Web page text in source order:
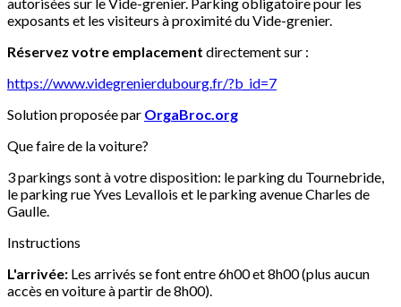
autorisées sur le Vide-grenier. Parking obligatoire pour les
exposants et les visiteurs à proximité du Vide-grenier.
Réservez votre emplacement directement sur :
https://www.videgrenierdubourg.fr/?b_id=7
Solution proposée par OrgaBroc.org
Que faire de la voiture?
3 parkings sont à votre disposition: le parking du Tournebride,
le parking rue Yves Levallois et le parking avenue Charles de
Gaulle.
Instructions
L'arrivée: Les arrivés se font entre 6h00 et 8h00 (plus aucun
accès en voiture à partir de 8h00).